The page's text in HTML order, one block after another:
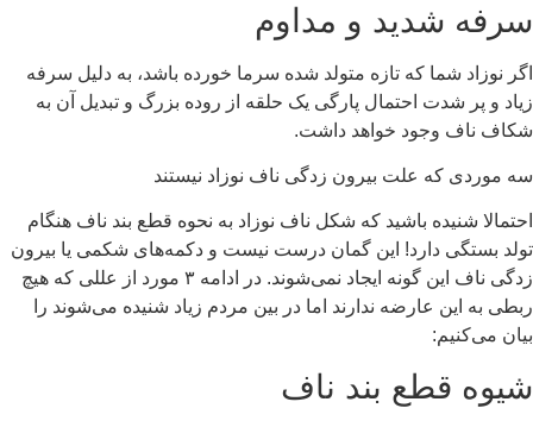
سرفه شدید و مداوم
اگر نوزاد شما که تازه متولد شده سرما خورده باشد، به دلیل سرفه
زیاد و پر شدت احتمال پارگی یک حلقه از روده بزرگ و تبدیل آن به
شکاف ناف وجود خواهد داشت.
سه موردی که علت بیرون زدگی ناف نوزاد نیستند
احتمالا شنیده باشید که شکل ناف نوزاد به نحوه قطع بند ناف هنگام
تولد بستگی دارد! این گمان درست نیست و دکمه‌های شکمی یا بیرون
زدگی ناف این گونه ایجاد نمی‌شوند. در ادامه ۳ مورد از عللی که هیچ
ربطی به این عارضه ندارند اما در بین مردم زیاد شنیده می‌شوند را
بیان می‌کنیم:
شیوه قطع بند ناف